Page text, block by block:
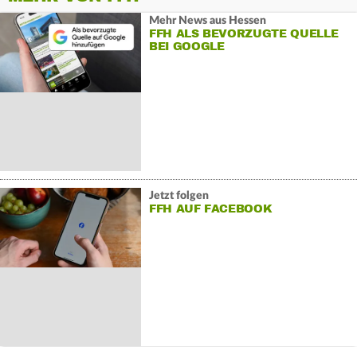
Mehr News aus Hessen
FFH ALS BEVORZUGTE QUELLE
BEI GOOGLE
Jetzt folgen
FFH AUF FACEBOOK